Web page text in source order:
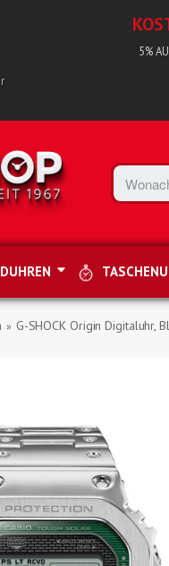
5%
G-SHOCK Origin Digitaluhr,